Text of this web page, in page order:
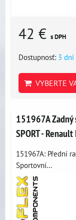
42 € s DPH
Dostupnosť: 3 dni
VYBERTE
151967A
SPORT -
151967A: Přední
Sportovní...